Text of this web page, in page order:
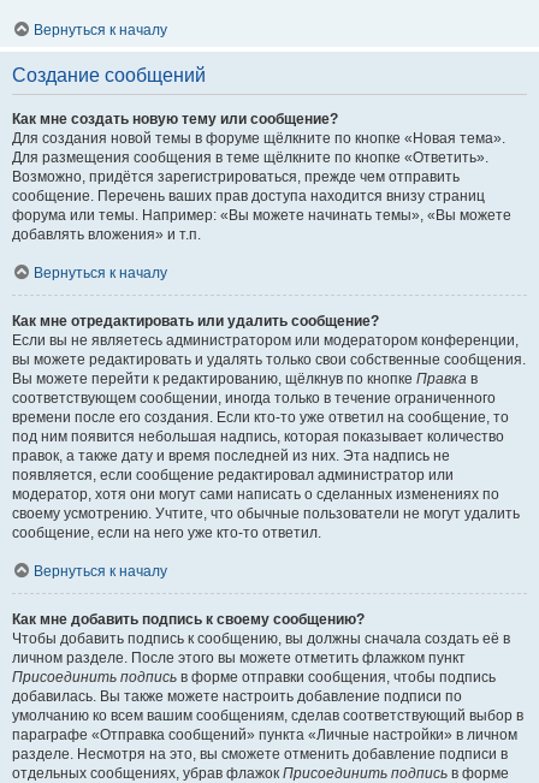
Вернуться к началу
Создание сообщений
Как мне создать новую тему или сообщение?
Для создания новой темы в форуме щёлкните по кнопке «Новая тема».
Для размещения сообщения в теме щёлкните по кнопке «Ответить».
Возможно, придётся зарегистрироваться, прежде чем отправить
сообщение. Перечень ваших прав доступа находится внизу страниц
форума или темы. Например: «Вы можете начинать темы», «Вы можете
добавлять вложения» и т.п.
Вернуться к началу
Как мне отредактировать или удалить сообщение?
Если вы не являетесь администратором или модератором конференции,
вы можете редактировать и удалять только свои собственные сообщения.
Вы можете перейти к редактированию, щёлкнув по кнопке Правка в
соответствующем сообщении, иногда только в течение ограниченного
времени после его создания. Если кто-то уже ответил на сообщение, то
под ним появится небольшая надпись, которая показывает количество
правок, а также дату и время последней из них. Эта надпись не
появляется, если сообщение редактировал администратор или
модератор, хотя они могут сами написать о сделанных изменениях по
своему усмотрению. Учтите, что обычные пользователи не могут удалить
сообщение, если на него уже кто-то ответил.
Вернуться к началу
Как мне добавить подпись к своему сообщению?
Чтобы добавить подпись к сообщению, вы должны сначала создать её в
личном разделе. После этого вы можете отметить флажком пункт
Присоединить подпись в форме отправки сообщения, чтобы подпись
добавилась. Вы также можете настроить добавление подписи по
умолчанию ко всем вашим сообщениям, сделав соответствующий выбор в
параграфе «Отправка сообщений» пункта «Личные настройки» в личном
разделе. Несмотря на это, вы сможете отменить добавление подписи в
отдельных сообщениях, убрав флажок Присоединить подпись в форме